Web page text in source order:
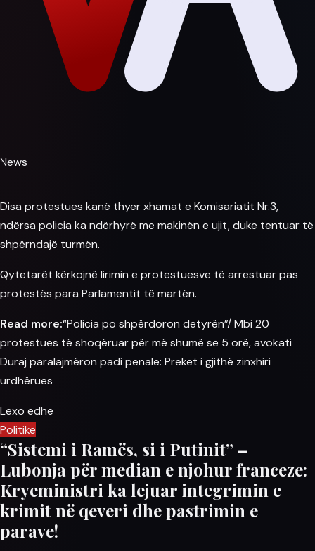
News
Disa protestues kanë thyer xhamat e Komisariatit Nr.3,
ndërsa policia ka ndërhyrë me makinën e ujit, duke tentuar të
shpërndajë turmën.
Qytetarët kërkojnë lirimin e protestuesve të arrestuar pas
protestës para Parlamentit të martën.
Read more:“Policia po shpërdoron detyrën”/ Mbi 20
protestues të shoqëruar për më shumë se 5 orë, avokati
Duraj paralajmëron padi penale: Preket i gjithë zinxhiri
urdhërues
Lexo edhe
Politikë
“Sistemi i Ramës, si i Putinit” –
Lubonja për median e njohur franceze:
Kryeministri ka lejuar integrimin e
krimit në qeveri dhe pastrimin e
parave!